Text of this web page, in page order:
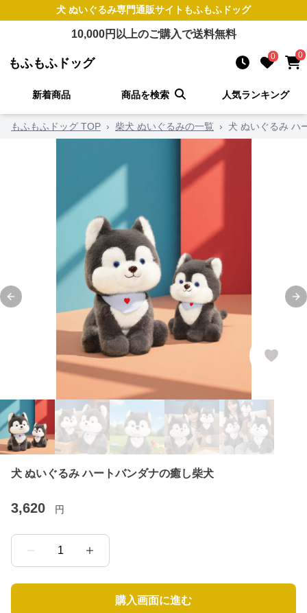
犬 ぬいぐるみ専門通販サイト もふもふドッグ
10,000円以上のご購入で送料無料
もふもふドッグ 0 0
新着商品 商品を検索 人気ランキング
もふもふドッグ TOP › 柴犬 ぬいぐるみの一覧 › 犬 ぬいぐるみ ハ
Previous slide
犬 ぬいぐるみ ハートバンダナの癒し柴犬
3,620 円
1
購入画面に進む